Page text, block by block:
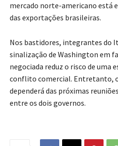
mercado norte-americano está
das exportações brasileiras.
Nos bastidores, integrantes do
sinalização de Washington em
negociada reduz o risco de uma
conflito comercial. Entretanto,
dependerá das próximas
entre os dois governos.